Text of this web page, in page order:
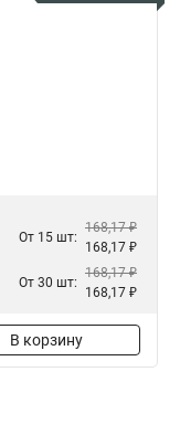
От 15 шт:
168,17 ₽
168,17 ₽
От 30 шт:
168,17 ₽
168,17 ₽
В корзину